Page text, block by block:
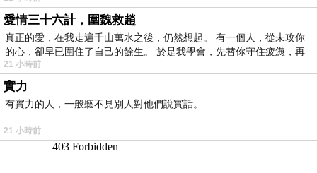
愛情三十六計，圍魏救趙
真正的愛，在我走遍千山萬水之後，仍然想起。 有一個人，從未攻你
的心，卻早已圍住了自己的餘生。 於是我學會，先替你守住疲憊，再
21 小時前
實力
有實力的人，一般聽不見別人對他們說實話。
21 小時前